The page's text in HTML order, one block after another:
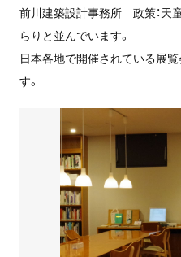
前川建築設計事務所 政策：天
らりと並んでいます。
日本各地で開催されている展
す。